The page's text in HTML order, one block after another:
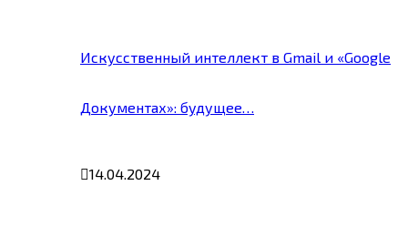
Искусственный интеллект в Gmail и «Google
Документах»: будущее…
14.04.2024